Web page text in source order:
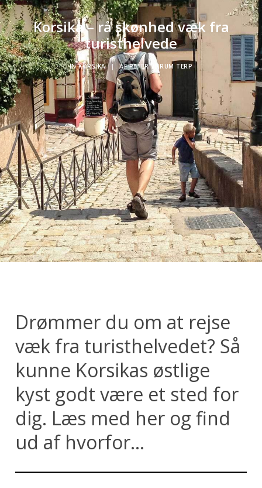
Korsika – rå skønhed væk fra
turisthelvede
INKORSIKA | AFPETER VEJRUM TERP
Drømmer du om at rejse
væk fra turisthelvedet? Så
kunne Korsikas østlige
kyst godt være et sted for
dig. Læs med her og find
ud af hvorfor...